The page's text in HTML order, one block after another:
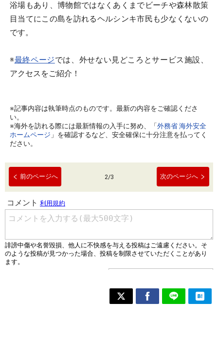
浴場もあり、博物館ではなくあくまでビーチや森林散策
目当てにこの島を訪れるヘルシンキ市民も少なくないの
です。
※最終ページでは、外せない見どころとサービス施設、
アクセスをご紹介！
※記事内容は執筆時点のものです。最新の内容をご確認くださ
い。
※海外を訪れる際には最新情報の入手に努め、「外務省 海外安全
ホームページ 」を確認するなど、安全確保に十分注意を払ってく
ださい。
前のページへ 2/3 次のページへ